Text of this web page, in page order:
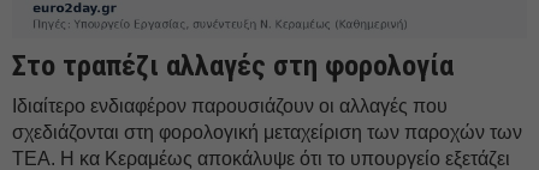
Στο τραπέζι αλλαγές στη φορολογία
Ιδιαίτερο ενδιαφέρον παρουσιάζουν οι αλλαγές που
σχεδιάζονται στη φορολογική μεταχείριση των παροχών των
ΤΕΑ. Η κα Κεραμέως αποκάλυψε ότι το υπουργείο εξετάζει